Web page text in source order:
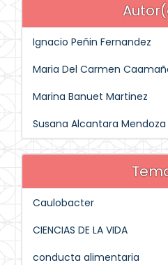
Ignacio Peñin Fernandez
Maria Del Carmen
Marina Banuet Martinez
Susana Alcantara Mendoza
Caulobacter
CIENCIAS DE LA VIDA
conducta alimentaria